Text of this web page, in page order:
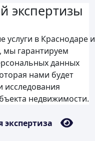
экспертизы
услуги в Краснодаре и
мы гарантируем
данных
нами будет
исследования
недвижимости.
экспертиза